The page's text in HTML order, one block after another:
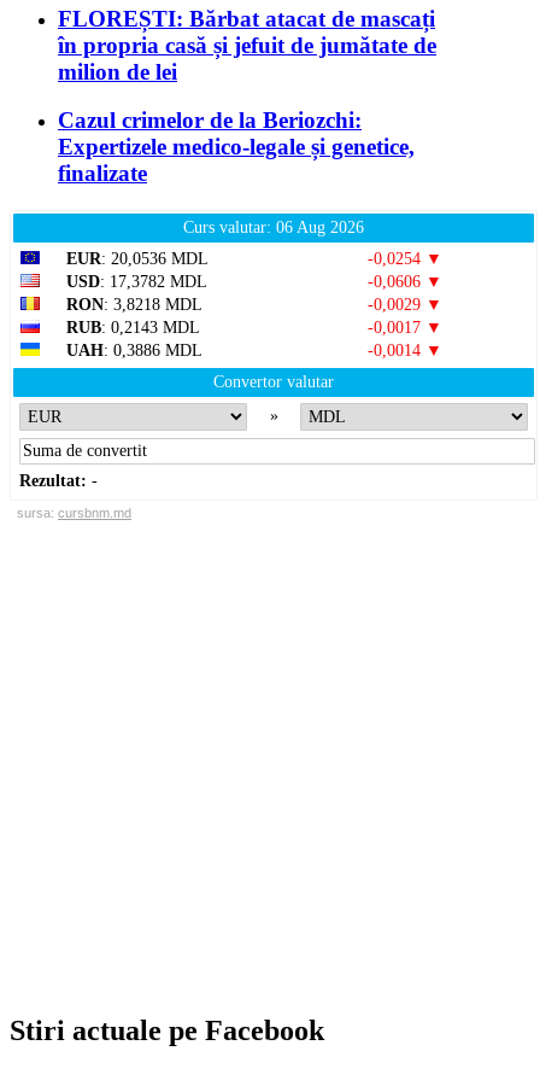
FLOREȘTI: Bărbat atacat de mascați
în propria casă și jefuit de jumătate de
milion de lei
Cazul crimelor de la Beriozchi:
Expertizele medico-legale și genetice,
finalizate
Curs valutar: 06 Aug 2026
EUR: 20,0536 MDL
-0,0254 ▼
USD: 17,3782 MDL
-0,0606 ▼
RON: 3,8218 MDL
-0,0029 ▼
RUB: 0,2143 MDL
-0,0017 ▼
UAH: 0,3886 MDL
-0,0014 ▼
Convertor valutar
»
Rezultat: -
sursa: cursbnm.md
Stiri actuale pe Facebook